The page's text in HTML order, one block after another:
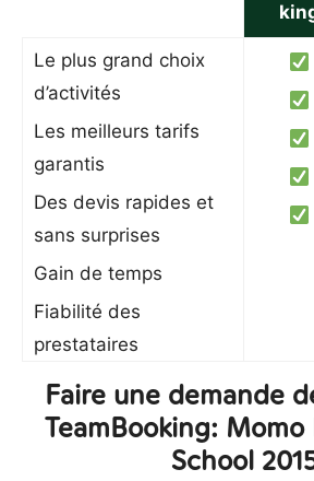
Le plus grand choix
d’activités
Les meilleurs tarifs
garantis
Des devis rapides et
sans surprises
Gain de temps
Fiabilité des
prestataires
Faire une demande
TeamBooking: Momo
School